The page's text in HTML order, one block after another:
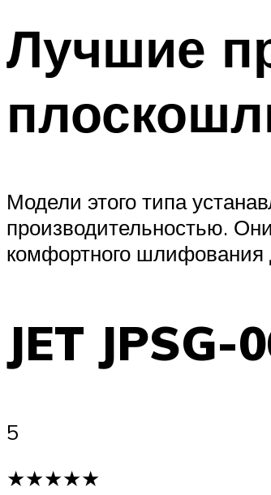
Лучшие
Модели этого типа
производительностью.
комфортного шлифования
JET JPSG-
5
★★★★★